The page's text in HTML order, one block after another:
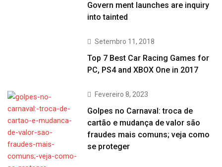
Govern ment launches are inquiry
into tainted
Setembro 11, 2018
Top 7 Best Car Racing Games for
PC, PS4 and XBOX One in 2017
Fevereiro 8, 2023
Golpes no Carnaval: troca de
cartão e mudança de valor são
fraudes mais comuns; veja como
se proteger